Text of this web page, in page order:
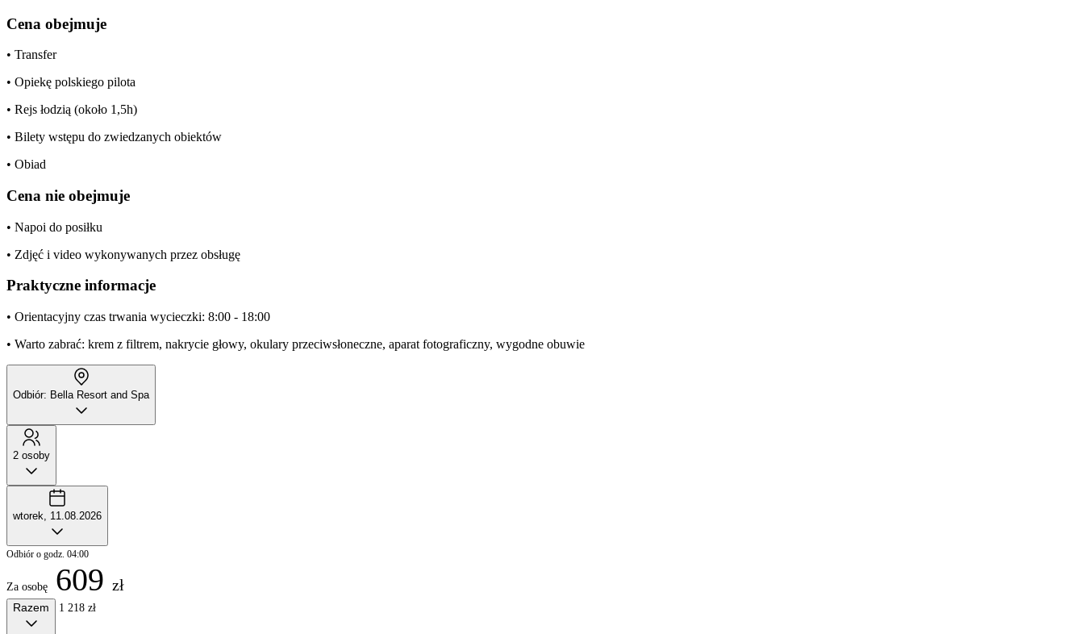
Cena obejmuje
• Transfer
• Opiekę polskiego pilota
• Rejs łodzią (około 1,5h)
• Bilety wstępu do zwiedzanych obiektów
• Obiad
Cena nie obejmuje
• Napoi do posiłku
• Zdjęć i video wykonywanych przez obsługę
Praktyczne informacje
• Orientacyjny czas trwania wycieczki: 8:00 - 18:00
• Warto zabrać: krem z filtrem, nakrycie głowy, okulary przeciwsłoneczne, aparat fotograficzny, wygodne obuwie
Odbiór: Bella Resort and Spa
2 osoby
wtorek, 11.08.2026
Odbiór o godz. 04:00
Za osobę 609 zł
Razem 1 218 zł